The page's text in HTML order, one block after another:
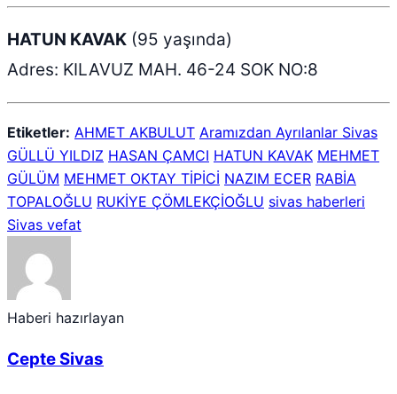
HATUN KAVAK (95 yaşında)
Adres: KILAVUZ MAH. 46-24 SOK NO:8
Etiketler: AHMET AKBULUT Aramızdan Ayrılanlar Sivas
GÜLLÜ YILDIZ HASAN ÇAMCI HATUN KAVAK MEHMET
GÜLÜM MEHMET OKTAY TİPİCİ NAZIM ECER RABİA
TOPALOĞLU RUKİYE ÇÖMLEKÇİOĞLU sivas haberleri
Sivas vefat
Haberi hazırlayan
Cepte Sivas